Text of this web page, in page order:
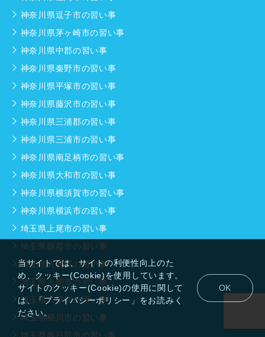
当サイトでは、サイトの利便性向上のた
め、クッキー(Cookie)を使用しています。
サイトのクッキー(Cookie)の使用に関して
は、「プライバシーポリシー」をお読みく
ださい。
OK
神奈川県逗子市の習い事
神奈川県茅ヶ崎市の習い事
神奈川県中郡の習い事
神奈川県秦野市の習い事
神奈川県平塚市の習い事
神奈川県藤沢市の習い事
神奈川県三浦郡の習い事
神奈川県三浦市の習い事
神奈川県南足柄市の習い事
神奈川県大和市の習い事
神奈川県横須賀市の習い事
神奈川県横浜市の習い事
埼玉県上尾市の習い事
埼玉県朝霞市の習い事
埼玉県入間郡の習い事
埼玉県入間市の習い事
埼玉県大里郡の習い事
埼玉県桶川市の習い事
埼玉県春日部市の習い事